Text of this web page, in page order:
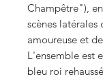
Champêtre"),
scènes latérales
amoureuse et
L'ensemble est
bleu roi